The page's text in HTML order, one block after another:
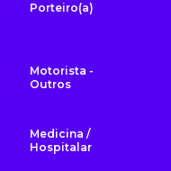
Porteiro(a)
Motorista -
Outros
Medicina /
Hospitalar